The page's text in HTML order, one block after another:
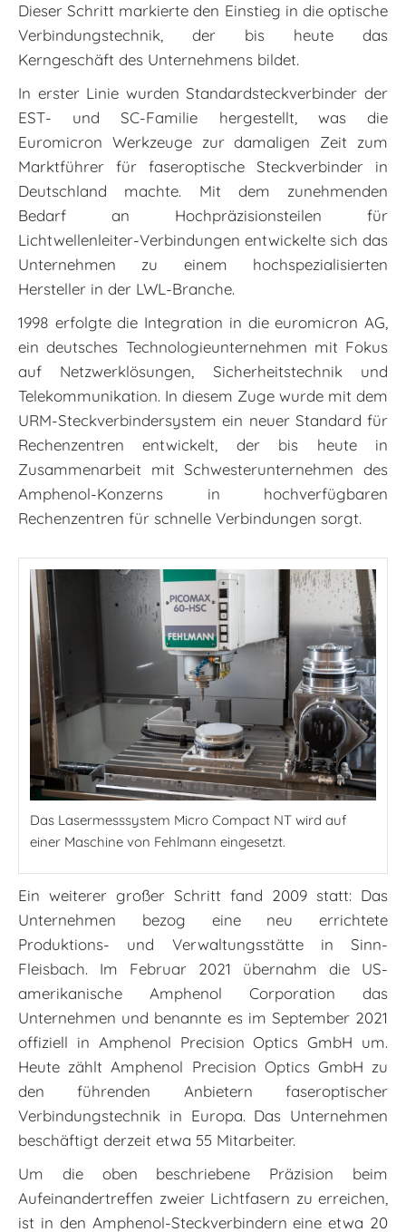
Dieser Schritt markierte den Einstieg in die optische
Verbindungstechnik, der bis heute das
Kerngeschäft des Unternehmens bildet.
In erster Linie wurden Standardsteckverbinder der
EST- und SC-Familie hergestellt, was die
Euromicron Werkzeuge zur damaligen Zeit zum
Marktführer für faseroptische Steckverbinder in
Deutschland machte. Mit dem zunehmenden
Bedarf an Hochpräzisionsteilen für
Lichtwellenleiter-Verbindungen entwickelte sich das
Unternehmen zu einem hochspezialisierten
Hersteller in der LWL-Branche.
1998 erfolgte die Integration in die euromicron AG,
ein deutsches Technologieunternehmen mit Fokus
auf Netzwerklösungen, Sicherheitstechnik und
Telekommunikation. In diesem Zuge wurde mit dem
URM-Steckverbindersystem ein neuer Standard für
Rechenzentren entwickelt, der bis heute in
Zusammenarbeit mit Schwesterunternehmen des
Amphenol-Konzerns in hochverfügbaren
Rechenzentren für schnelle Verbindungen sorgt.
Das Lasermesssystem Micro Compact NT wird auf
einer Maschine von Fehlmann eingesetzt.
Ein weiterer großer Schritt fand 2009 statt: Das
Unternehmen bezog eine neu errichtete
Produktions- und Verwaltungsstätte in Sinn-
Fleisbach. Im Februar 2021 übernahm die US-
amerikanische Amphenol Corporation das
Unternehmen und benannte es im September 2021
offiziell in Amphenol Precision Optics GmbH um.
Heute zählt Amphenol Precision Optics GmbH zu
den führenden Anbietern faseroptischer
Verbindungstechnik in Europa. Das Unternehmen
beschäftigt derzeit etwa 55 Mitarbeiter.
Um die oben beschriebene Präzision beim
Aufeinandertreffen zweier Lichtfasern zu erreichen,
ist in den Amphenol-Steckverbindern eine etwa 20